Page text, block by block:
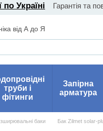
по Україні Гарантія та
від А до Я
труби і
фітинги
Запірна
арматура
баки Бак Zilmet solar-